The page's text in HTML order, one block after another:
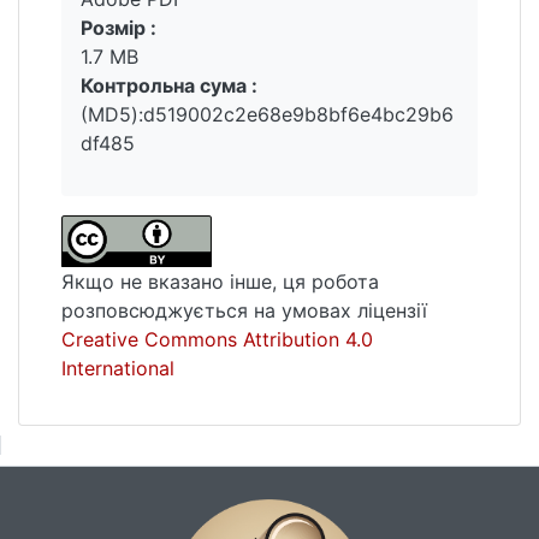
Розмір :
1.7 MB
Контрольна сума :
(MD5):d519002c2e68e9b8bf6e4bc29b6
df485
Якщо не вказано інше, ця робота
розповсюджується на умовах ліцензії
Creative Commons Attribution 4.0
International